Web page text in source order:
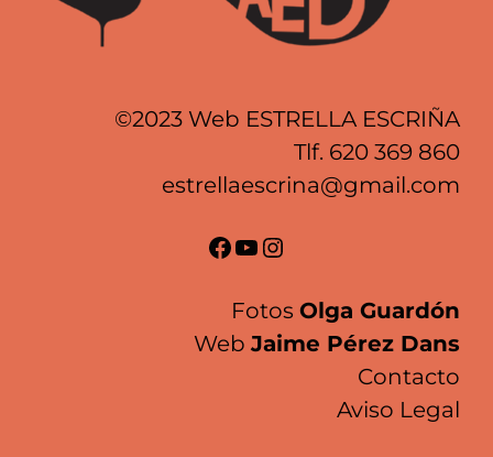
©2023 Web ESTRELLA ESCRIÑA
Tlf. 620 369 860
estrellaescrina@gmail.com
Facebook
YouTube
Instagram
Fotos Olga Guardón
Web Jaime Pérez Dans
Contacto
Aviso Legal